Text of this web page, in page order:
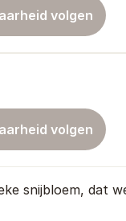
volgen
volgen
snijbloem, dat